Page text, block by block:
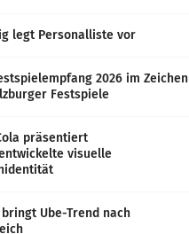
legt Personalliste vor
2026 im Zeichen
Festspiele
präsentiert
visuelle
bringt Ube-Trend nach